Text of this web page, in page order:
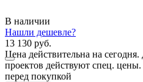
В наличии
Нашли дешевле?
13 130 руб.
Цена действительна на
проектов действуют спец.
перед покупкой